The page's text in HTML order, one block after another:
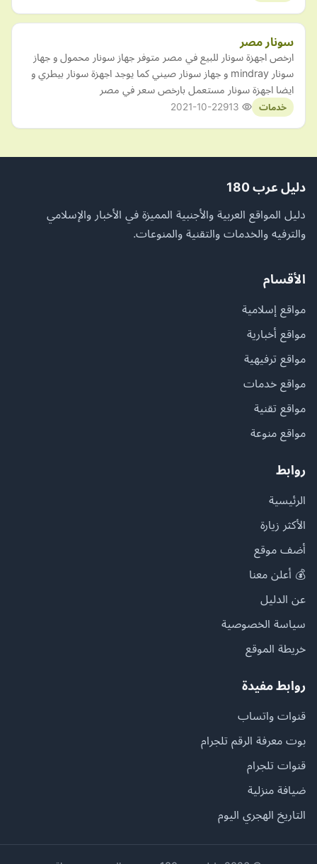
سونار مصر
ارخص اجهزة سونار للبيع في مصر متوفر جهاز سونار محمول و جهاز
سونار mindray و جهاز سونار صيني كما يوجد اجهزة سونار بيطري و
ايضا اجهزة سونار مستعمل بارخص سعر في مصر
خدمات 2021-10-22
دليل عرب 180
دليل المواقع العربية والأجنبية المميزة في الأخبار والإسلامي
والترفيه والخدمات والتقنية والمنوعات.
الأقسام
مواقع إسلامية
مواقع أخبارية
مواقع ترفيهية
مواقع خدمات
مواقع تقنية
مواقع منوعة
روابط
الرئيسية
الأكثر زيارة
أضف موقع
💰 أعلن معنا
عن الدليل
سياسة الخصوصية
خريطة الموقع
روابط مفيدة
قنوات واتساب
بوت معرفة الرقم تلجرام
قنوات تلجرام
ضيافة منزلية
التاريخ الهجري اليوم